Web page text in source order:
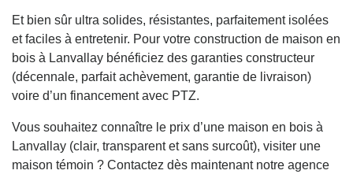
Et bien sûr ultra solides, résistantes, parfaitement isolées
et faciles à entretenir. Pour votre construction de maison en
bois à Lanvallay bénéficiez des garanties constructeur
(décennale, parfait achèvement, garantie de livraison)
voire d’un financement avec PTZ.
Vous souhaitez connaître le prix d’une maison en bois à
Lanvallay (clair, transparent et sans surcoût), visiter une
maison témoin ? Contactez dès maintenant notre agence